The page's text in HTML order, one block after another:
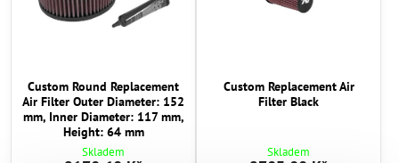
Custom Round Replacement
Air Filter Outer Diameter: 152
mm, Inner Diameter: 117 mm,
Height: 64 mm
Skladem
Custom Replacement Air
Filter Black
Skladem